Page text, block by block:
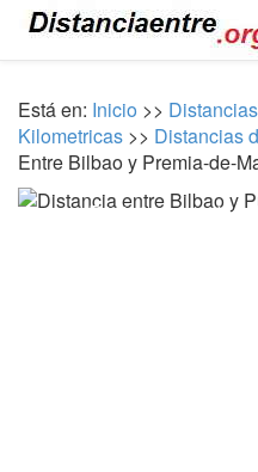
Está en: Inicio >>
Kilometricas >> Distancias
Entre Bilbao y Premia-de-
Distancia entre